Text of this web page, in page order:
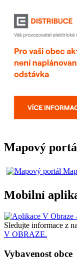
Mapový
Mobilní
Sledujte informace z
V OBRAZE.
Vybavenost obce